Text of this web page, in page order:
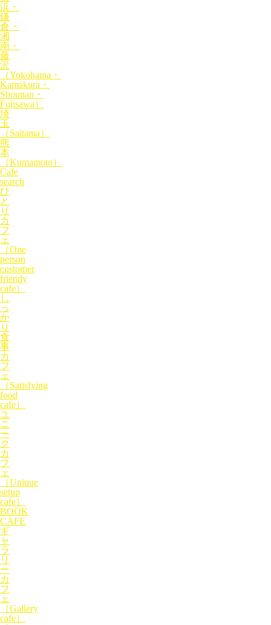
浜・
鎌
倉・
湘
南・
藤
沢
（Yokohama・
Kamakura・
Shounan・
Fujisawa）
埼
玉
（Saitama）
熊
本
（Kumamoto）
Cafe
search
ひ
と
り
カ
フ
ェ
（One
person
customer
friendy
cafe）
し
っ
か
り
食
事
カ
フ
ェ
（Satisfying
food
cafe）
ユ
ニ
ー
ク
カ
フ
ェ
（Unique
setup
cafe）
BOOK
CAFE
ギ
ャ
ラ
リ
ー
カ
フ
ェ
（Gallery
cafe）